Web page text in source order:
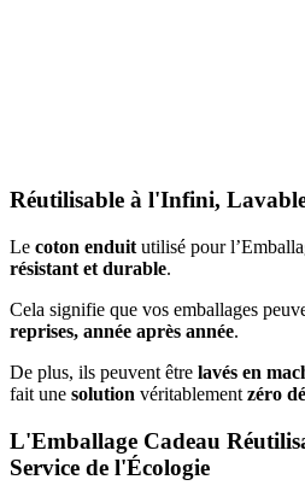
Réutilisable à l'Infini,
Le coton enduit utilisé pour
résistant et durable.
Cela signifie que vos emballages
reprises, année après année.
De plus, ils peuvent être lavés en
fait une solution véritablement zéro
L'Emballage Cadeau
Service de l'Écologie